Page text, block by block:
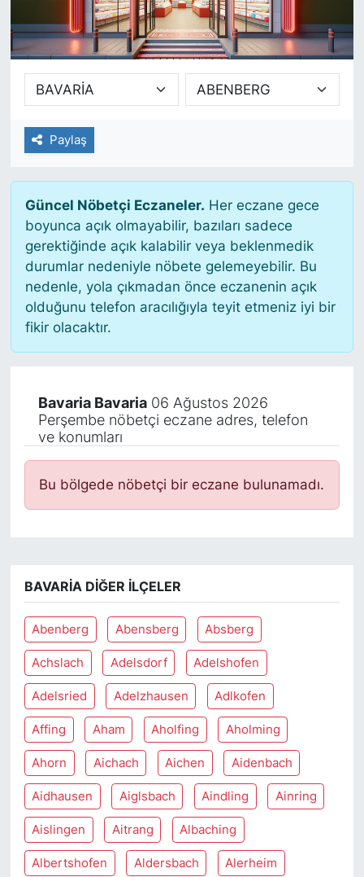
Paylaş
Güncel Nöbetçi Eczaneler. Her eczane gece
boyunca açık olmayabilir, bazıları sadece
gerektiğinde açık kalabilir veya beklenmedik
durumlar nedeniyle nöbete gelemeyebilir. Bu
nedenle, yola çıkmadan önce eczanenin açık
olduğunu telefon aracılığıyla teyit etmeniz iyi bir
fikir olacaktır.
Bavaria Bavaria06 Ağustos 2026
Perşembe nöbetçi eczane adres, telefon
ve konumları
Bu bölgede nöbetçi bir eczane bulunamadı.
BAVARIA DIĞER İLÇELER
Abenberg Abensberg Absberg
Achslach Adelsdorf Adelshofen
Adelsried Adelzhausen Adlkofen
Affing Aham Aholfing Aholming
Ahorn Aichach Aichen Aidenbach
Aidhausen Aiglsbach Aindling Ainring
Aislingen Aitrang Albaching
Albertshofen Aldersbach Alerheim
SİYASET
SAĞLIK